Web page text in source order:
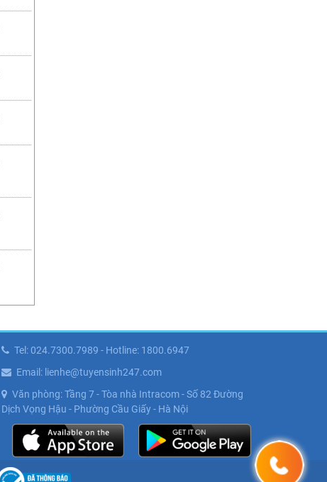
Tel: 024.7300.7989 - Hotline: 1800.6947
Email: lienhe@tuyensinh247.com
Văn phòng: Tầng 7 - Tòa nhà Intracom - Số 82 Đường
Dịch Vọng Hậu - Phường Cầu Giấy - Hà Nội